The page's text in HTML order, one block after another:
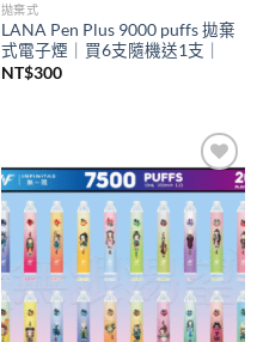
拋棄式
LANA Pen Plus 9000 puffs 拋棄
式電子煙｜買6支隨機送1支｜
NT$300
Add to
wishlist